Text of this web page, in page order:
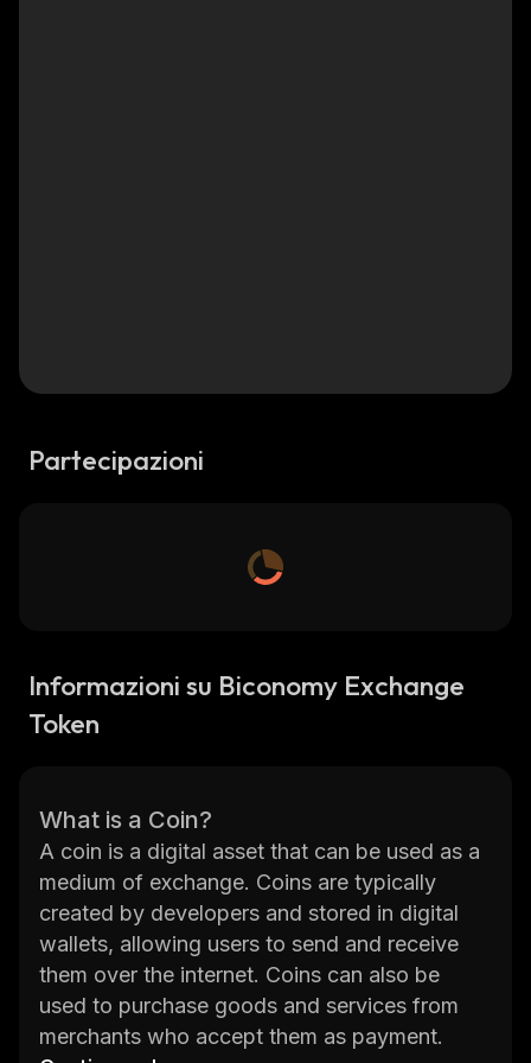
Partecipazioni
Informazioni su Biconomy Exchange
Token
What is a Coin?
A coin is a digital asset that can be used as a
medium of exchange. Coins are typically
created by developers and stored in digital
wallets, allowing users to send and receive
them over the internet. Coins can also be
used to purchase goods and services from
merchants who accept them as payment.